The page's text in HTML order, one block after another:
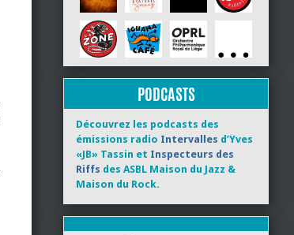
PODCASTS
Découvrez les podcasts des
émissions radio Intervalles d’Yves
«JB» Tassin et Inspecteurs des
Riffs des ASBL Maison du Jazz &
Maison du Rock.